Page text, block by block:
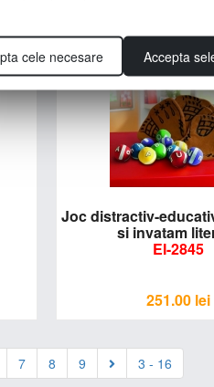
Joc distractiv-educativ - Ne
si invatam
EI-2845
251.00 lei
7 8 9 3 - 16
cele necesare Accepta